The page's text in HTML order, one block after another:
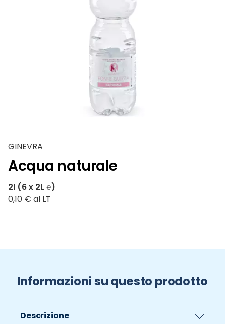
GINEVRA
Acqua naturale
2l (6 x 2L ℮)
0,10 € al LT
Informazioni su questo prodotto
Descrizione